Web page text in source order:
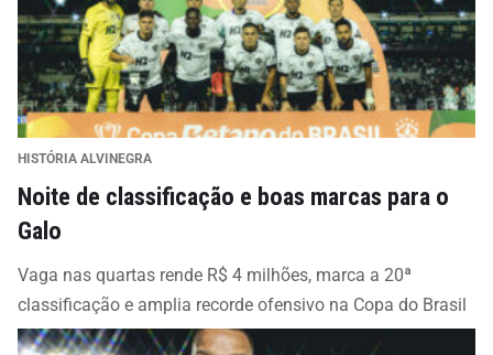
HISTÓRIA ALVINEGRA
Noite de classificação e boas marcas para o
Galo
Vaga nas quartas rende R$ 4 milhões, marca a 20ª
classificação e amplia recorde ofensivo na Copa do Brasil